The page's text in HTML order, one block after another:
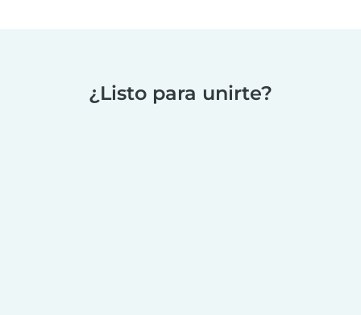
¿Listo para unirte?